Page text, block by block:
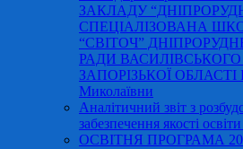
ЗАКЛАДУ
СПЕЦІАЛІЗОВАНА
“СВІТОЧ”
РАДИ
ЗАПОРІЗЬКОЇ ОБЛАСТІ
Миколаївни
Аналітичний звіт з
забезпечення якості
ОСВІТНЯ ПРОГРАМА